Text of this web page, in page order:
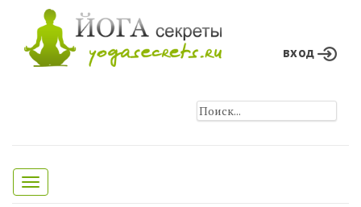
вход
Toggle
navigation